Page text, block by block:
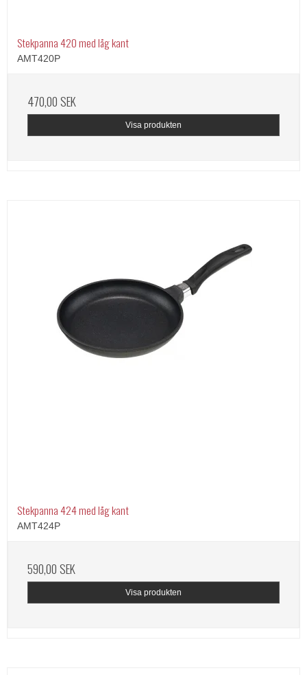
Stekpanna 420 med låg kant
AMT420P
470,00 SEK
Visa produkten
Stekpanna 424 med låg kant
AMT424P
590,00 SEK
Visa produkten